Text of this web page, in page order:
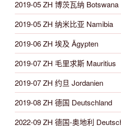
2019-05 ZH 博茨瓦纳 Botswana
2019-05 ZH 纳米比亚 Namibia
2019-06 ZH 埃及 Ägypten
2019-07 ZH 毛里求斯 Mauritius
2019-07 ZH 约旦 Jordanien
2019-08 ZH 德国 Deutschland
2022-09 ZH 德国-奥地利